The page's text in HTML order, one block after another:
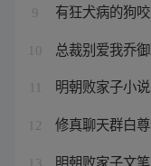
9 有狂犬病的狗
10 总裁别爱我乔
明朝败家子小
12 修真聊天群白
13 明朝败家子文笔